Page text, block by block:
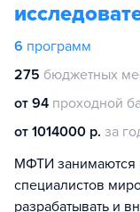
6 программ
275 бюджетных
от 94 проходной
от 1014000 р. за
МФТИ занимаются
специалистов
разрабатывать и